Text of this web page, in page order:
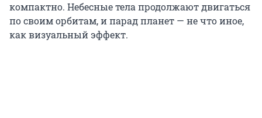
компактно. Небесные тела продолжают двигаться
по своим орбитам, и парад планет — не что иное,
как визуальный эффект.